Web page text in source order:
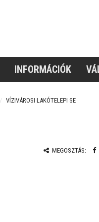
INFORMÁCIÓK
VÍZIVÁROSI LAKÓTELEPI SE
MEGOSZTÁS: